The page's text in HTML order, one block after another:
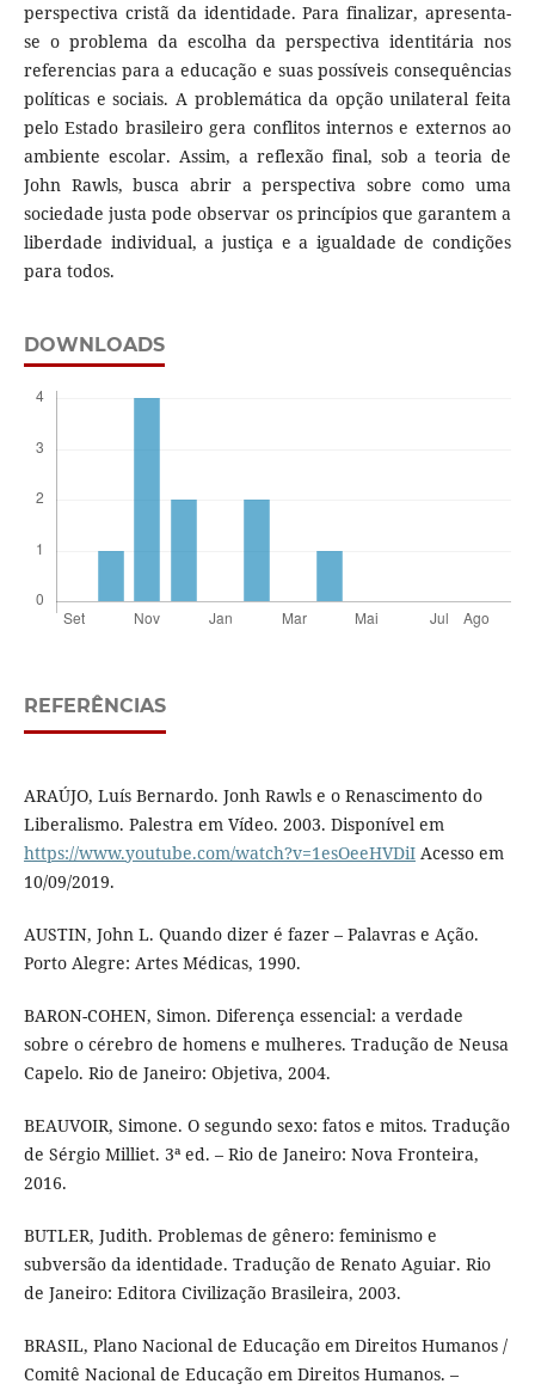
perspectiva cristã da identidade. Para finalizar, apresenta-
se o problema da escolha da perspectiva identitária nos
referencias para a educação e suas possíveis consequências
políticas e sociais. A problemática da opção unilateral feita
pelo Estado brasileiro gera conflitos internos e externos ao
ambiente escolar. Assim, a reflexão final, sob a teoria de
John Rawls, busca abrir a perspectiva sobre como uma
sociedade justa pode observar os princípios que garantem a
liberdade individual, a justiça e a igualdade de condições
para todos.
DOWNLOADS
REFERÊNCIAS
ARAÚJO, Luís Bernardo. Jonh Rawls e o Renascimento do
Liberalismo. Palestra em Vídeo. 2003. Disponível em
https://www.youtube.com/watch?v=1esOeeHVDiIAcesso em
10/09/2019.
AUSTIN, John L. Quando dizer é fazer – Palavras e Ação.
Porto Alegre: Artes Médicas, 1990.
BARON-COHEN, Simon. Diferença essencial: a verdade
sobre o cérebro de homens e mulheres. Tradução de Neusa
Capelo. Rio de Janeiro: Objetiva, 2004.
BEAUVOIR, Simone. O segundo sexo: fatos e mitos. Tradução
de Sérgio Milliet. 3ª ed. – Rio de Janeiro: Nova Fronteira,
2016.
BUTLER, Judith. Problemas de gênero: feminismo e
subversão da identidade. Tradução de Renato Aguiar. Rio
de Janeiro: Editora Civilização Brasileira, 2003.
BRASIL, Plano Nacional de Educação em Direitos Humanos /
Comitê Nacional de Educação em Direitos Humanos. –